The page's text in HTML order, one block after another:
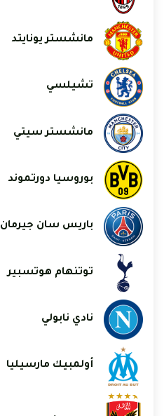
مانشستر يونايتد
تشيلسي
مانشستر سيتي
بوروسيا دورتموند
باريس سان جيرمان
توتنهام هوتسبير
نادي نابولي
أولمبيك مارسيليا